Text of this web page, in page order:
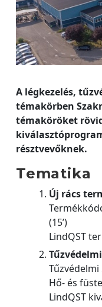
A légkezelés,
témakörben
témaköröket
résztvevőknek.
Tematika
Új rács
(15’)
LindQST
Tűzvédelmi
Hő- és
LindQST